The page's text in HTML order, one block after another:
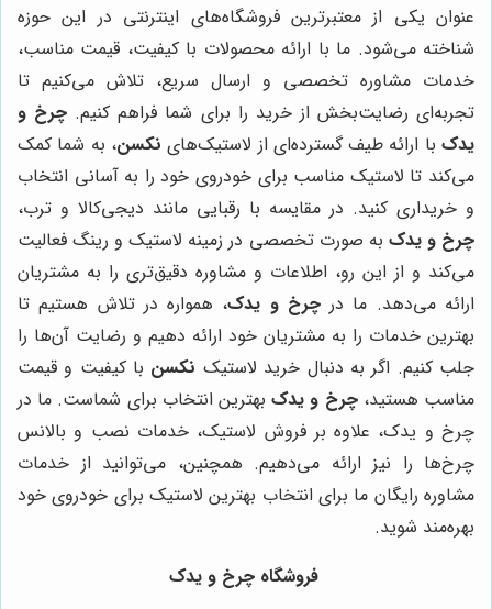
عنوان یکی از معتبرترین فروشگاه‌های اینترنتی در این حوزه
شناخته می‌شود. ما با ارائه محصولات با کیفیت، قیمت مناسب،
خدمات مشاوره تخصصی و ارسال سریع، تلاش می‌کنیم تا
تجربه‌ای رضایت‌بخش از خرید را برای شما فراهم کنیم. چرخ و
یدکبا ارائه طیف گسترده‌ای از لاستیک‌های نکسن، به شما کمک
می‌کند تا لاستیک مناسب برای خودروی خود را به آسانی انتخاب
و خریداری کنید. در مقایسه با رقبایی مانند دیجی‌کالا و ترب،
چرخ و یدک به صورت تخصصی در زمینه لاستیک و رینگ فعالیت
می‌کند و از این رو، اطلاعات و مشاوره دقیق‌تری را به مشتریان
ارائه می‌دهد. ما درچرخ و یدک، همواره در تلاش هستیم تا
بهترین خدمات را به مشتریان خود ارائه دهیم و رضایت آن‌ها را
جلب کنیم. اگر به دنبال خرید لاستیک نکسن با کیفیت و قیمت
مناسب هستید،چرخ و یدکبهترین انتخاب برای شماست. ما در
چرخ و یدک، علاوه بر فروش لاستیک، خدمات نصب و بالانس
چرخ‌ها را نیز ارائه می‌دهیم. همچنین، می‌توانید از خدمات
مشاوره رایگان ما برای انتخاب بهترین لاستیک برای خودروی خود
بهره‌مند شوید.
فروشگاه چرخ و یدک